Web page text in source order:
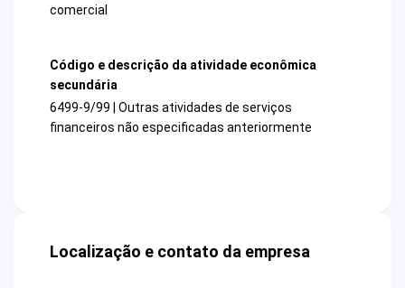
comercial
Código e descrição da atividade econômica
secundária
6499-9/99 | Outras atividades de serviços
financeiros não especificadas anteriormente
Localização e contato da empresa